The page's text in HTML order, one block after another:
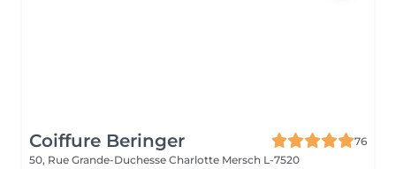
Coiffure Beringer
76
50, Rue Grande-Duchesse Charlotte Mersch L-7520